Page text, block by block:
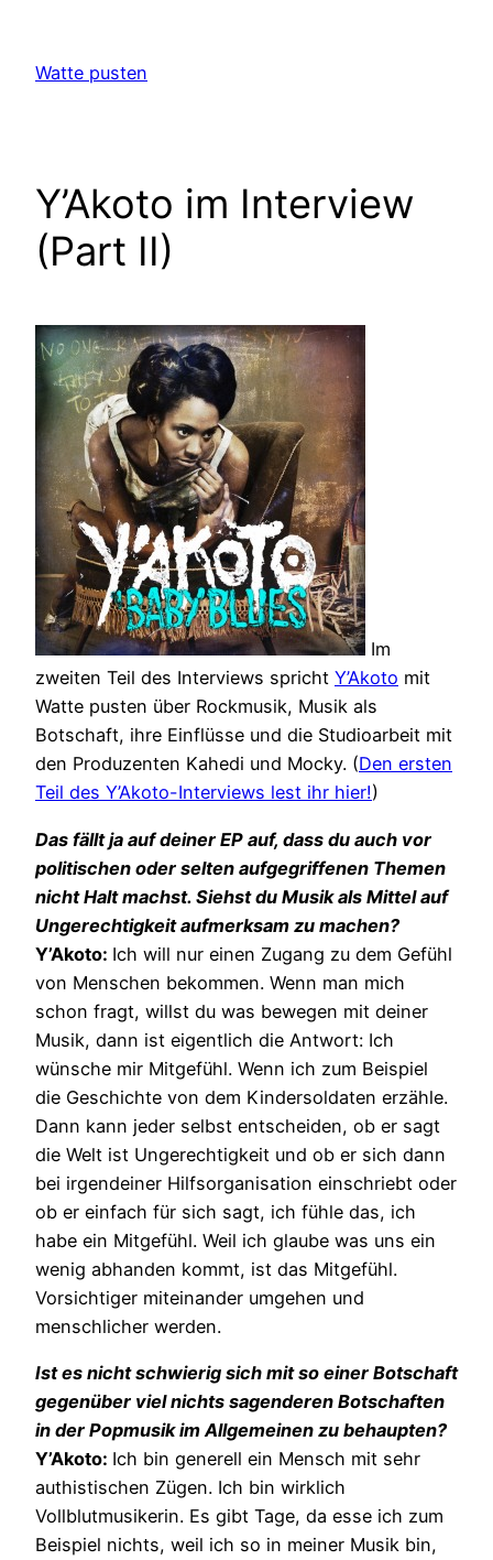
springen
Watte pusten
Y’Akoto im Interview
(Part II)
Im
zweiten Teil des Interviews spricht Y’Akoto mit
Watte pusten über Rockmusik, Musik als
Botschaft, ihre Einflüsse und die Studioarbeit mit
den Produzenten Kahedi und Mocky. (Den ersten
Teil des Y’Akoto-Interviews lest ihr hier!)
Das fällt ja auf deiner EP auf, dass du auch vor
politischen oder selten aufgegriffenen Themen
nicht Halt machst. Siehst du Musik als Mittel auf
Ungerechtigkeit aufmerksam zu machen?
Y’Akoto: Ich will nur einen Zugang zu dem Gefühl
von Menschen bekommen. Wenn man mich
schon fragt, willst du was bewegen mit deiner
Musik, dann ist eigentlich die Antwort: Ich
wünsche mir Mitgefühl. Wenn ich zum Beispiel
die Geschichte von dem Kindersoldaten erzähle.
Dann kann jeder selbst entscheiden, ob er sagt
die Welt ist Ungerechtigkeit und ob er sich dann
bei irgendeiner Hilfsorganisation einschriebt oder
ob er einfach für sich sagt, ich fühle das, ich
habe ein Mitgefühl. Weil ich glaube was uns ein
wenig abhanden kommt, ist das Mitgefühl.
Vorsichtiger miteinander umgehen und
menschlicher werden.
Ist es nicht schwierig sich mit so einer Botschaft
gegenüber viel nichts sagenderen Botschaften
in der Popmusik im Allgemeinen zu behaupten?
Y’Akoto: Ich bin generell ein Mensch mit sehr
authistischen Zügen. Ich bin wirklich
Vollblutmusikerin. Es gibt Tage, da esse ich zum
Beispiel nichts, weil ich so in meiner Musik bin,